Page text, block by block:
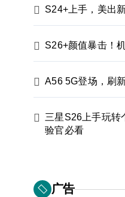
S24+上手，美出
S26+颜值暴击！
A56 5G登场，刷
三星S26上手玩转
验官必看
广告